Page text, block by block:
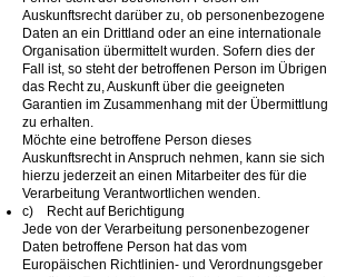
Auskunftsrecht darüber zu, ob personenbezogene
Daten an ein Drittland oder an eine internationale
Organisation übermittelt wurden. Sofern dies der
Fall ist, so steht der betroffenen Person im Übrigen
das Recht zu, Auskunft über die geeigneten
Garantien im Zusammenhang mit der Übermittlung
zu erhalten.
Möchte eine betroffene Person dieses
Auskunftsrecht in Anspruch nehmen, kann sie sich
hierzu jederzeit an einen Mitarbeiter des für die
Verarbeitung Verantwortlichen wenden.
c) Recht auf Berichtigung
Jede von der Verarbeitung personenbezogener
Daten betroffene Person hat das vom
Europäischen Richtlinien- und Verordnungsgeber